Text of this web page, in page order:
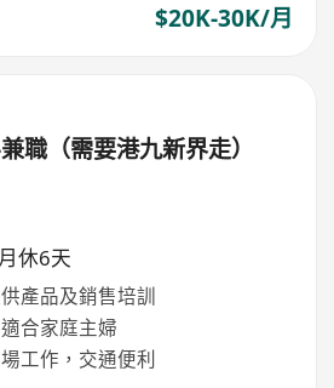
$20K-30K/月
職（需要港九新界走）
休6天
產品及銷售培訓
合家庭主婦
工作，交通便利